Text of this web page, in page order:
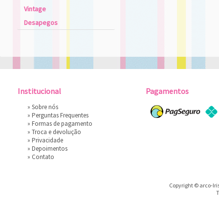
Vintage
Desapegos
Institucional
» Sobre nós
» Perguntas Frequentes
» Formas de pagamento
» Troca e devolução
» Privacidade
» Depoimentos
» Contato
Pagamentos
Copyright © arco-